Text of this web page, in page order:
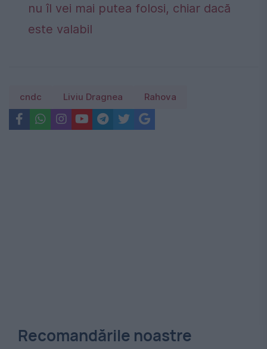
nu îl vei mai putea folosi, chiar dacă
este valabil
cndc Liviu Dragnea Rahova
Recomandările noastre